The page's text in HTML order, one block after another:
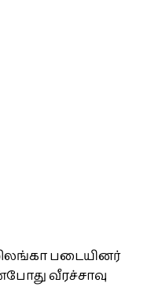
படையினர்
வீரச்சாவு